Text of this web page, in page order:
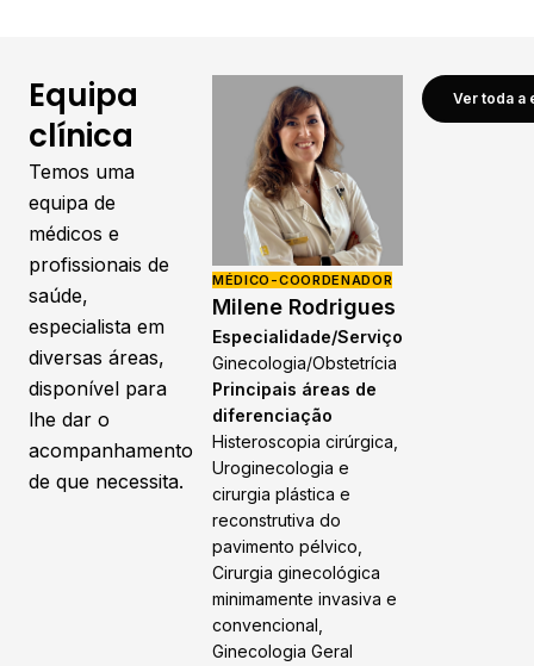
Equipa
clínica
Temos uma
equipa de
médicos e
profissionais de
saúde,
especialista em
diversas áreas,
disponível para
lhe dar o
acompanhamento
de que necessita.
MÉDICO-COORDENADOR
Milene Rodrigues
Especialidade/Serviço
Ginecologia/Obstetrícia
Principais áreas de
diferenciação
Histeroscopia cirúrgica,
Uroginecologia e
cirurgia plástica e
reconstrutiva do
pavimento pélvico,
Cirurgia ginecológica
minimamente invasiva e
convencional,
Ginecologia Geral
Ver toda a